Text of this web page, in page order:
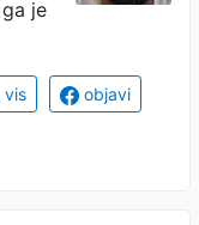
je
vis objavi